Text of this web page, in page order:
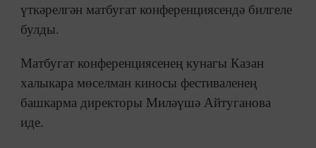
үткәрелгән матбугат конференциясендә билгеле
булды.
Матбугат конференциясенең кунагы Казан
халыкара мөселман киносы фестиваленең
башкарма директоры Миләүшә Айтуганова
иде.